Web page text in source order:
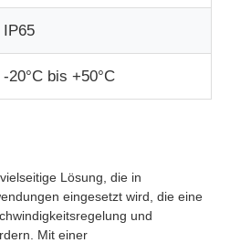
IP65
-20°C bis +50°C
Lösung, die in
eingesetzt wird, die eine
und
Mit einer